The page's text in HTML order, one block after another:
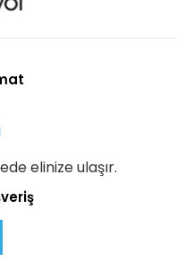
elinize ulaşır.